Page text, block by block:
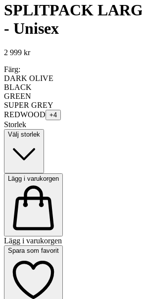
SPLITPACK
- Unisex
2 999 kr
Färg:
DARK OLIVE
BLACK
GREEN
SUPER GREY
REDWOOD +4
Storlek
Välj storlek
Lägg i varukorgen
Lägg i varukorgen
Spara som favorit